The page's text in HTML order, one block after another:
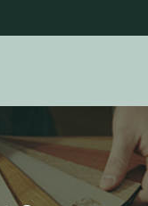
de